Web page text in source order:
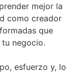
mejor la
como creador
que
negocio.
esfuerzo y, lo